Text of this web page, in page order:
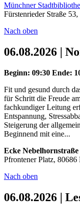
Münchner
Fürstenrieder Straße
Nach oben
06.08.2026 |
Beginn: 09:30 Ende:
Fit und gesund durch
für Schritt die Freude
fachkundiger Leitung
Entspannung,
Steigerung der
Beginnend mit eine...
Ecke Nebelhornstraße
Pfrontener Platz, 80686
Nach oben
06.08.2026 |